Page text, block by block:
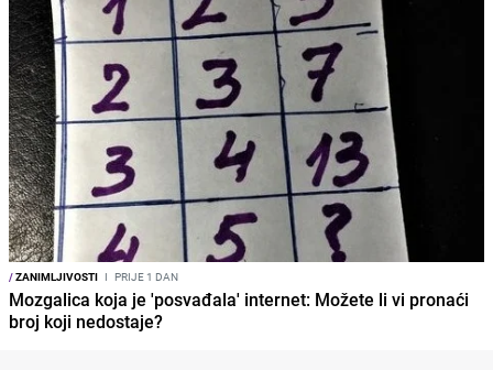
/ZANIMLJIVOSTI I PRIJE 1 DAN
Mozgalica koja je 'posvađala' internet: Možete li vi pronaći
broj koji nedostaje?